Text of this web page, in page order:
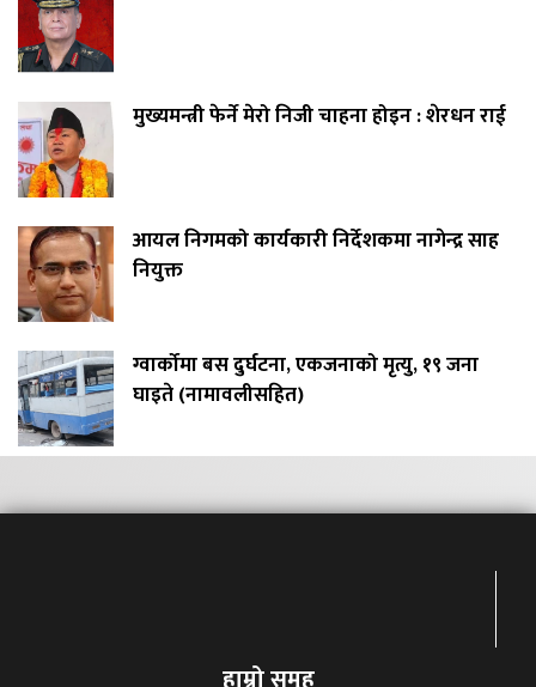
मुख्यमन्त्री फेर्ने मेरो निजी चाहना होइन : शेरधन राई
आयल निगमको कार्यकारी निर्देशकमा नागेन्द्र साह
नियुक्त
ग्वार्कोमा बस दुर्घटना, एकजनाको मृत्यु, १९ जना
घाइते (नामावलीसहित)